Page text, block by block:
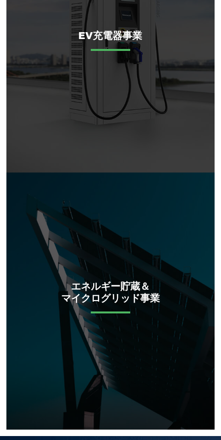
EV充電器事業
エネルギー貯蔵＆
マイクログリッド事業